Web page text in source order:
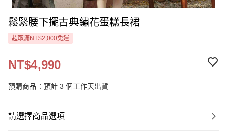
鬆緊腰下擺古典繡花蛋糕長裙
超取滿NT$2,000免運
NT$4,990
預購商品：預計 3 個工作天出貨
請選擇商品選項